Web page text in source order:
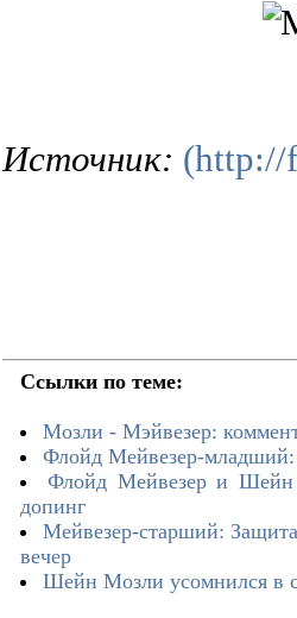
Источник: (http://
Ссылки по теме:
Мозли - Мэйвезер:
Флойд Мейвезер-младший:
Флойд Мейвезер и Шейн
допинг
Мейвезер-старший:
вечер
Шейн Мозли усомнился в